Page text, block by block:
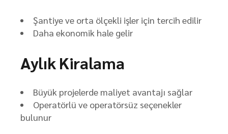
Şantiye ve orta ölçekli işler için tercih edilir
Daha ekonomik hale gelir
Aylık Kiralama
Büyük projelerde maliyet avantajı sağlar
Operatörlü ve operatörsüz seçenekler
bulunur